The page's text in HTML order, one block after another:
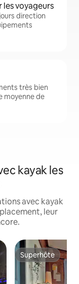
voyageurs
direction
très bien
moyenne de
kayak les
avec kayak
leur
Superhôte
Superhôte